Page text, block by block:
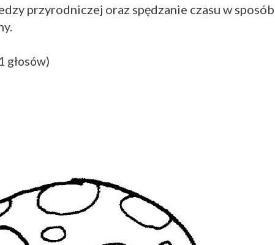
przyrodniczej oraz spędzanie czasu w sposób
głosów)